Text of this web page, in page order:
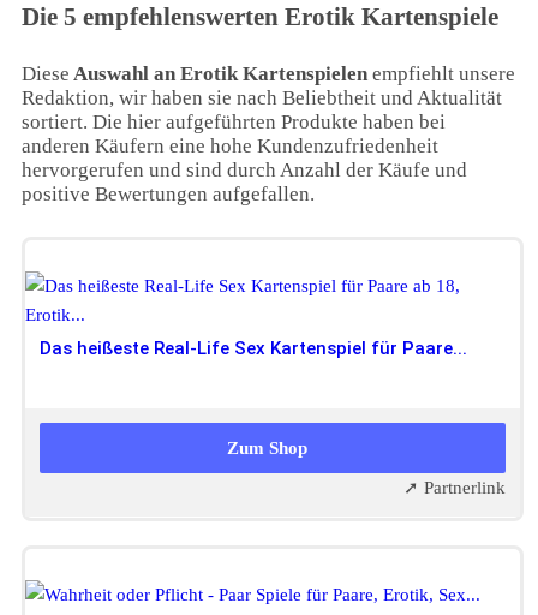
Die 5 empfehlenswerten Erotik Kartenspiele
Diese Auswahl an Erotik Kartenspielen empfiehlt unsere
Redaktion, wir haben sie nach Beliebtheit und Aktualität
sortiert. Die hier aufgeführten Produkte haben bei
anderen Käufern eine hohe Kundenzufriedenheit
hervorgerufen und sind durch Anzahl der Käufe und
positive Bewertungen aufgefallen.
Das heißeste Real-Life Sex Kartenspiel für Paare...
Zum Shop
➚ Partnerlink